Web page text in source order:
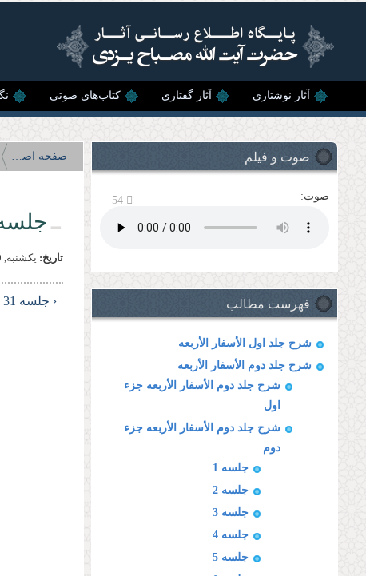
آثار نوشتاری آثار گفتاری کتاب‌های صوتی
صوت و فیلم
صوت: 54
فهرست مطالب
شرح جلد اول الأسفار الأربعه
شرح جلد دوم الأسفار الأربعه
شرح جلد دوم الأسفار الأربعه جزء
اول
شرح جلد دوم الأسفار الأربعه جزء
دوم
جلسه 1
جلسه 2
جلسه 3
جلسه 4
جلسه 5
صفحه اصلی
جلسه
تاریخ: يكشنبه, 10 دى, 1374
‹ جلسه 31